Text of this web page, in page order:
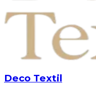
Deco Textil